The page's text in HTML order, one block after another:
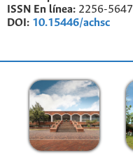
ISSN En línea: 2256-5647
DOI: 10.15446/achsc